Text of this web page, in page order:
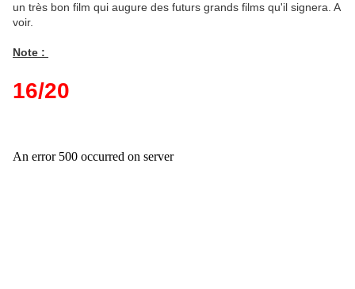
un très bon film qui augure des futurs grands films qu'il signera. A
voir.
Note :
16/20